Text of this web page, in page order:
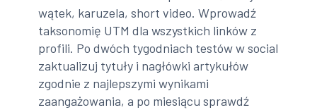
wątek, karuzela, short video. Wprowadź
taksonomię UTM dla wszystkich linków z
profili. Po dwóch tygodniach testów w social
zaktualizuj tytuły i nagłówki artykułów
zgodnie z najlepszymi wynikami
zaangażowania, a po miesiącu sprawdź